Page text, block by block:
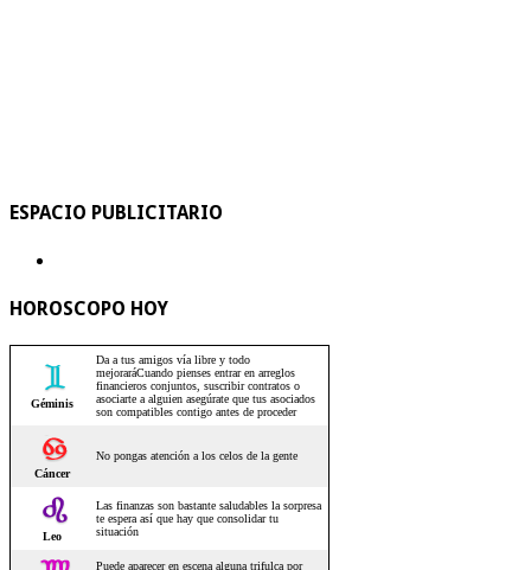
ESPACIO PUBLICITARIO
HOROSCOPO HOY